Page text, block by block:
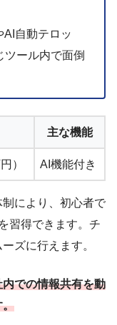
自動テロッ
ツール内で面倒
主な機能
） AI機能付き
により、初心者で
習得できます。チ
ズに行えます。
での情報共有を動
。